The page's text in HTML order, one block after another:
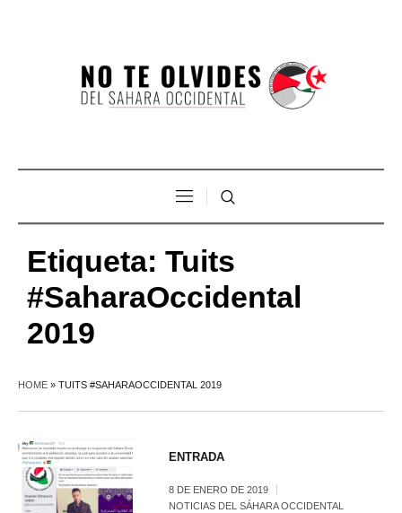
Etiqueta: Tuits
#SaharaOccidental
2019
HOME » TUITS #SAHARAOCCIDENTAL 2019
ENTRADA
8 DE ENERO DE 2019
NOTICIAS DEL SÁHARA OCCIDENTAL